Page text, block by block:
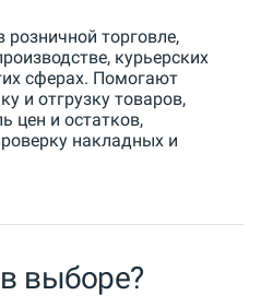
торговле,
курьерских
сферах. Помогают
и отгрузку товаров,
цен и остатков,
накладных и
выборе?